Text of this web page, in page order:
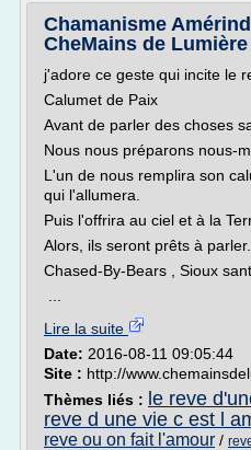
Chamanisme
CheMains de Lumière
j'adore ce geste qui incite le
Calumet de Paix
Avant de parler des choses
Nous nous préparons nous-
L'un de nous remplira son
qui l'allumera.
Puis l'offrira au ciel et à la
Alors, ils seront prêts à parler.
Chased-By-Bears , Sioux
Lire la suite
Date: 2016-08-11 09:05:44
Site : http://
Thèmes liés : le reve
reve d une vie c est l
reve ou on fait l'amour /